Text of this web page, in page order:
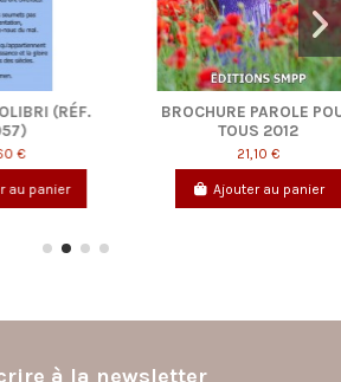
BROCHURE PAROLE POUR
TOUS 2012
Ajouter au panier
à la newsletter